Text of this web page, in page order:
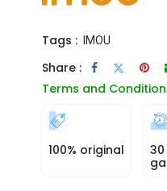
Tags : IMOU
Share :
Terms and
100% original